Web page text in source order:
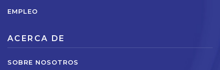
EMPLEO
ACERCA DE
SOBRE NOSOTROS